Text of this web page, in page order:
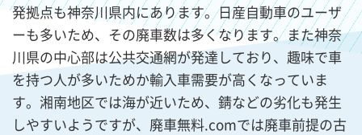
発拠点も神奈川県内にあります。日産自動車のユーザ
ーも多いため、その廃車数は多くなります。また神奈
川県の中心部は公共交通網が発達しており、趣味で車
を持つ人が多いためか輸入車需要が高くなっていま
す。湘南地区では海が近いため、錆などの劣化も発生
しやすいようですが、廃車無料.comでは廃車前提の古